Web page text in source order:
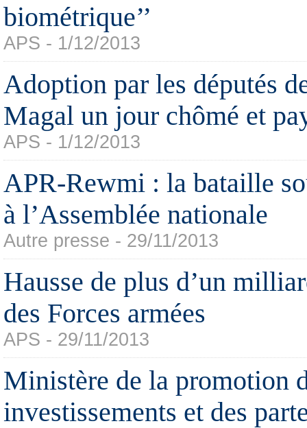
biométrique’’
APS - 1/12/2013
Adoption par les députés
Magal un jour chômé et
APS - 1/12/2013
APR-Rewmi : la bataille
à l’Assemblée nationale
Autre presse - 29/11/2013
Hausse de plus d’un
des Forces armées
APS - 29/11/2013
Ministère de la promotion
investissements et des